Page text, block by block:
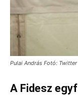
Pulai András Fotó: Twitter
A Fidesz